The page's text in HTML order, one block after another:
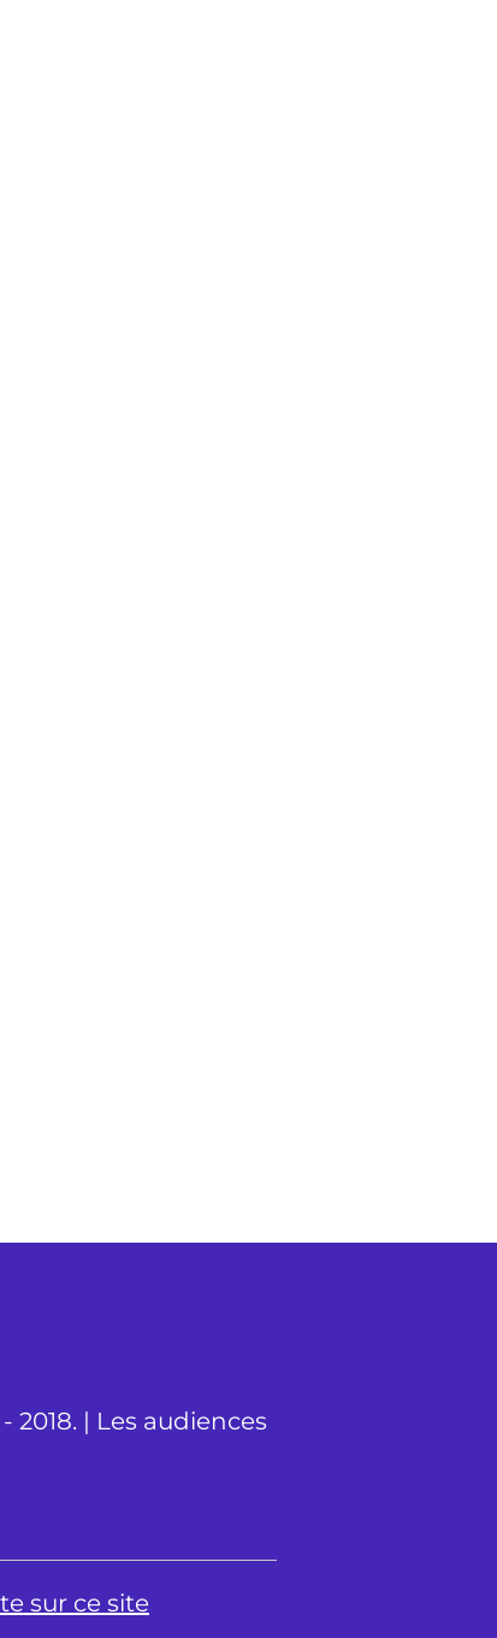
2018. | Les audiences
sur ce site